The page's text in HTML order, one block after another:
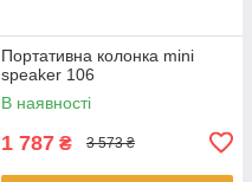
Портативна колонка mini
speaker 106
В наявності
1 787 ₴ 3 573 ₴